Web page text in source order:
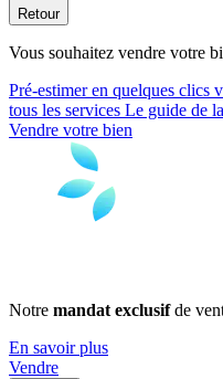
Retour
Vous souhaitez vendre votre
Pré-estimer en quelques clics
tous les services Le guide de
Vendre votre bien
Notre mandat exclusifde
En savoir plus
Vendre